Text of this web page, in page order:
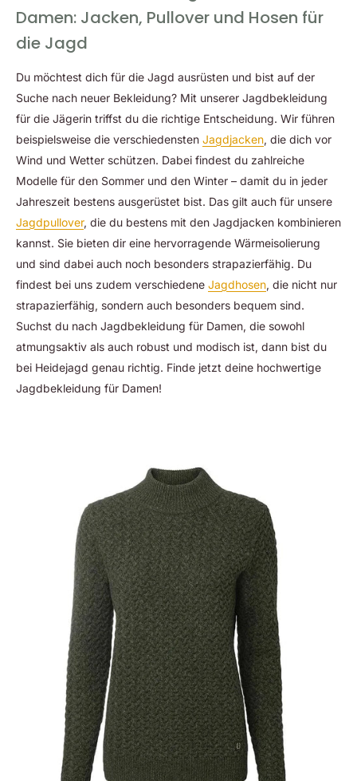
Damen: Jacken, Pullover und Hosen für
die Jagd
Du möchtest dich für die Jagd ausrüsten und bist auf der
Suche nach neuer Bekleidung? Mit unserer Jagdbekleidung
für die Jägerin triffst du die richtige Entscheidung. Wir führen
beispielsweise die verschiedensten Jagdjacken, die dich vor
Wind und Wetter schützen. Dabei findest du zahlreiche
Modelle für den Sommer und den Winter – damit du in jeder
Jahreszeit bestens ausgerüstet bist. Das gilt auch für unsere
Jagdpullover, die du bestens mit den Jagdjacken kombinieren
kannst. Sie bieten dir eine hervorragende Wärmeisolierung
und sind dabei auch noch besonders strapazierfähig. Du
findest bei uns zudem verschiedene Jagdhosen, die nicht nur
strapazierfähig, sondern auch besonders bequem sind.
Suchst du nach Jagdbekleidung für Damen, die sowohl
atmungsaktiv als auch robust und modisch ist, dann bist du
bei Heidejagd genau richtig. Finde jetzt deine hochwertige
Jagdbekleidung für Damen!